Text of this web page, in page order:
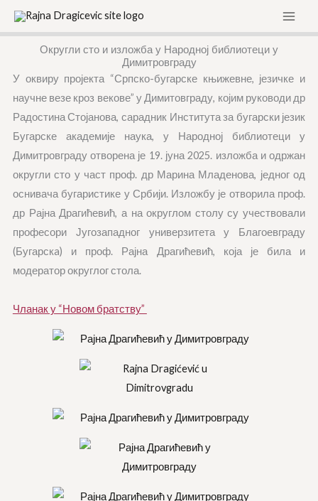
Skip
Округли сто и изложба у Народној библиотеци у
Димитровграду
У оквиру пројекта “Српско-бугарске књижевне, језичке и
научне везе кроз векове” у Димитовграду, којим руководи др
Радостина Стојанова, сарадник Института за бугарски језик
Бугарске академије наука, у Народној библиотеци у
Димитровграду отворена је 19. јуна 2025. изложба и одржан
округли сто у част проф. др Марина Младенова, једног од
оснивача бугаристике у Србији. Изложбу је отворила проф.
др Рајна Драгићевић, а на округлом столу су учествовали
професори Југозападног универзитета у Благоевграду
(Бугарскa) и проф. Рајна Драгићевић, која је била и
модератор округлог стола.
Чланак у “Новом братству”